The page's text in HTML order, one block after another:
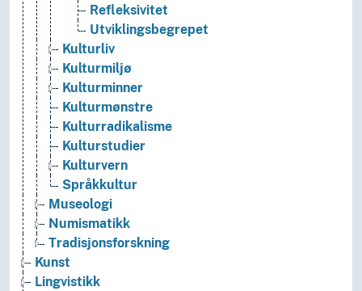
Refleksivitet
Utviklingsbegrepet
Kulturliv
Kulturmiljø
Kulturminner
Kulturmønstre
Kulturradikalisme
Kulturstudier
Kulturvern
Språkkultur
Museologi
Numismatikk
Tradisjonsforskning
Kunst
Lingvistikk